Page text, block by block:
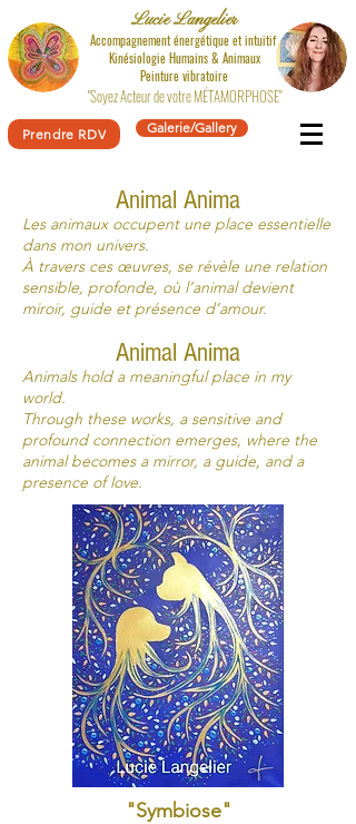
Lucie Langelier
Accompagnement énergétique et intuitif
KinésiologieHumains & Animaux
Peinture vibratoire
"Soyez Acteur de votre MÉTAMORPHOSE"
Prendre RDV Galerie/Gallery
Animal Anima
Les animaux occupent une place essentielle
dans mon univers.
À travers ces œuvres, se révèle une relation
sensible, profonde, où l’animal devient
miroir, guide et présence d’amour.
Animal Anima
Animals hold a meaningful place in my
world.
Through these works, a sensitive and
profound connection emerges, where the
animal becomes a mirror, a guide, and a
presence of love.
"Symbiose"